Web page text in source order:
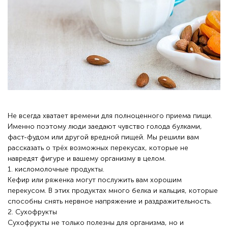
Не всегда хватает времени для полноценного приема пищи.
Именно поэтому люди заедают чувство голода булками,
фаст-фудом или другой вредной пищей. Мы решили вам
рассказать о трёх возможных перекусах, которые не
навредят фигуре и вашему организму в целом.
1. кисломолочные продукты.
Кефир или ряженка могут послужить вам хорошим
перекусом. В этих продуктах много белка и кальция, которые
способны снять нервное напряжение и раздражительность.
2. Сухофрукты
Сухофрукты не только полезны для организма, но и